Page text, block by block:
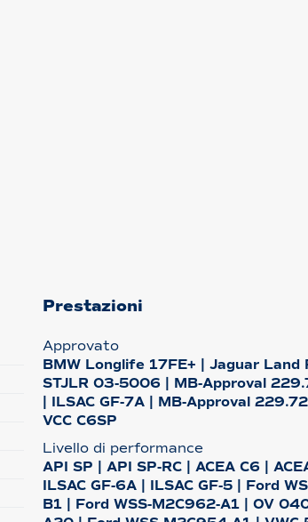
Prestazioni
Approvato
BMW Longlife 17FE+ | Jaguar Land
STJLR 03-5006 | MB-Approval
| ILSAC GF-7A | MB-Approval
VCC C6SP
Livello di performance
API SP | API SP-RC | ACEA C6 |
ILSAC GF-6A | ILSAC GF-5 | Ford
B1 | Ford WSS-M2C962-A1 | OV